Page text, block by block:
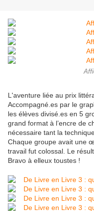
L'aventure liée au prix
Accompagné.es par le
les élèves divisé.es en 5
grand format à l’encre de
nécessaire tant la
Chaque groupe avait une
travail fut colossal. Le
Bravo à elleux toustes !